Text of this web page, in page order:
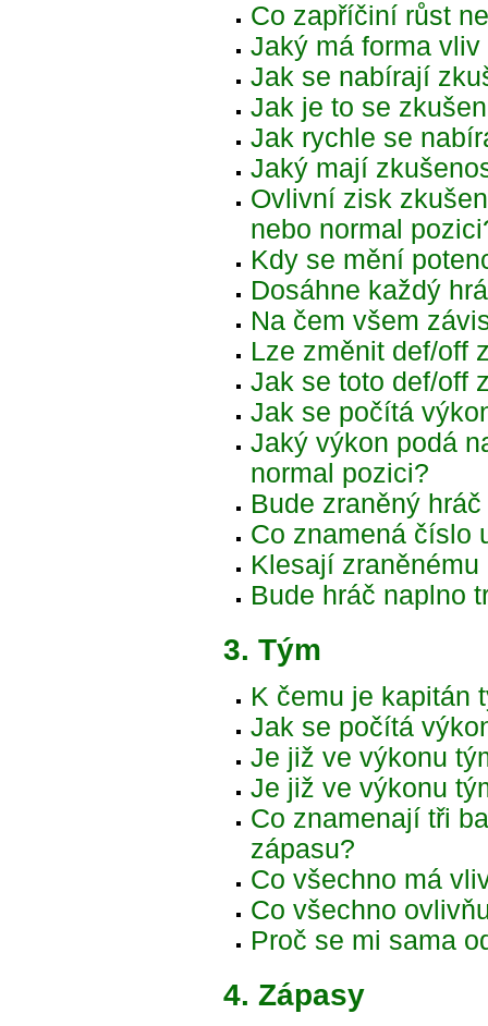
Co zapříčiní růst
Jaký má forma
Jak se nabírají
Jak je to se
Jak rychle se
Jaký mají
Ovlivní zisk
nebo normal
Kdy se mění
Dosáhne každý
Na čem všem
Lze změnit def/off
Jak se toto def/off
Jak se počítá
Jaký výkon podá
normal pozici?
Bude zraněný
Co znamená číslo
Klesají
Bude hráč naplno
3. Tým
K čemu je kapitán
Jak se počítá
Je již ve výkonu
Je již ve výkonu
Co znamenají tři
zápasu?
Co všechno má
Co všechno
Proč se mi sama
4. Zápasy